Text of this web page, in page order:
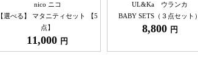
nico ニコ
【選べる】 マタニティセット 【5
点】
11,000 円
UL&Ka ウランカ
BABY SETS（３点セット）
8,800 円